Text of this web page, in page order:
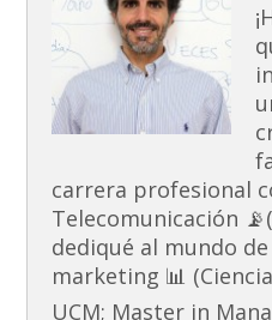
carrera profesional
Telecomunicación
dediqué al mundo
marketing 📊
UCM; Master in